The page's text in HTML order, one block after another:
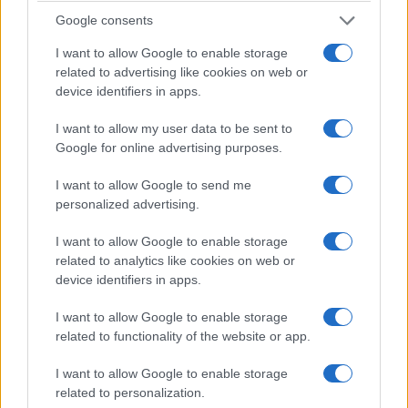
Google consents
I want to allow Google to enable storage
related to advertising like cookies on web or
device identifiers in apps.
I want to allow my user data to be sent to
Google for online advertising purposes.
I want to allow Google to send me
personalized advertising.
I want to allow Google to enable storage
related to analytics like cookies on web or
device identifiers in apps.
I want to allow Google to enable storage
related to functionality of the website or app.
I want to allow Google to enable storage
related to personalization.
Podrías pasear por
sede de una
feria de artes y oficios. O simplemente puedes
dirigirte a la larga playa de arena; después de
5. Carolina del Sur: Newberry